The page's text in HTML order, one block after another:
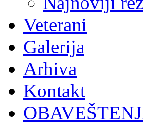
Veterani
Galerija
Arhiva
Kontakt